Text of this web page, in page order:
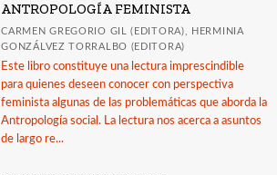
ANTROPOLOGÍA FEMINISTA
CARMEN GREGORIO GIL (EDITORA), HERMINIA
GONZÁLVEZ TORRALBO (EDITORA)
Este libro constituye una lectura imprescindible
para quienes deseen conocer con perspectiva
feminista algunas de las problemáticas que aborda la
Antropología social. La lectura nos acerca a asuntos
de largo re...